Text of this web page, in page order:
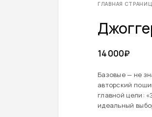
ГЛАВНАЯ
14 000₽
Базовые — не
авторский
главной цели:
идеальный